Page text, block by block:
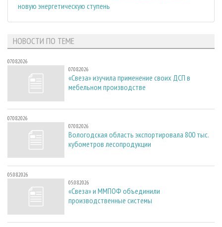
новую энергетическую ступень
НОВОСТИ ПО ТЕМЕ
07.08.2026
07.08.2026
«Свеза» изучила применение своих ДСП в
мебельном производстве
07.08.2026
07.08.2026
Вологодская область экспортировала 800 тыс.
кубометров лесопродукции
05.08.2026
05.08.2026
«Свеза» и ММПОФ объединили
производственные системы